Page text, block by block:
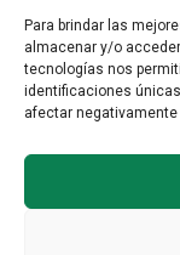
Para brindar las
almacenar y/o
tecnologías nos
identificaciones
afectar